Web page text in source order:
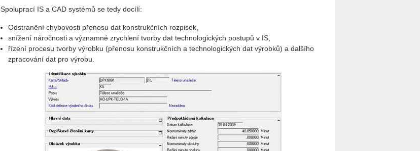
Spoluprací IS a CAD systémů se tedy docílí:
Odstranění chybovosti přenosu dat konstrukčních rozpisek,
snížení náročnosti a významné zrychlení tvorby dat technologických postupů v IS,
řízení procesu tvorby výrobku (přenosu konstrukčních a technologických dat výrobků) a dalšího
zpracování dat pro výrobu.